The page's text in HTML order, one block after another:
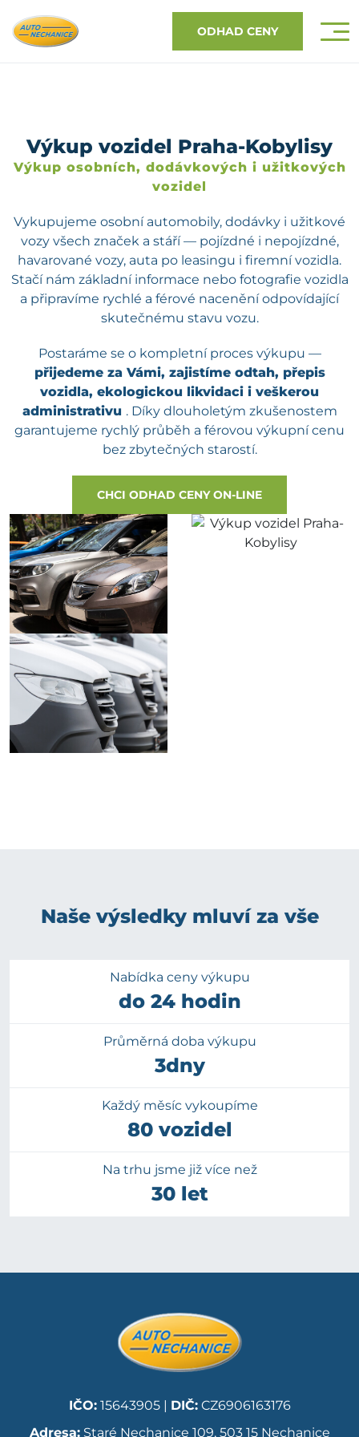
ODHAD CENY
Výkup vozidel Praha-Kobylisy
Výkup osobních, dodávkových i užitkových
vozidel
Vykupujeme osobní automobily, dodávky i užitkové
vozy všech značek a stáří — pojízdné i nepojízdné,
havarované vozy, auta po leasingu i firemní vozidla.
Stačí nám základní informace nebo fotografie vozidla
a připravíme rychlé a férové nacenění odpovídající
skutečnému stavu vozu.
Postaráme se o kompletní proces výkupu —
přijedeme za Vámi, zajistíme odtah, přepis
vozidla, ekologickou likvidaci i veškerou
administrativu . Díky dlouholetým zkušenostem
garantujeme rychlý průběh a férovou výkupní cenu
bez zbytečných starostí.
CHCI ODHAD CENY ON-LINE
Naše výsledky mluví za vše
Nabídka ceny výkupu
do 24 hodin
Průměrná doba výkupu
3dny
Každý měsíc vykoupíme
80 vozidel
Na trhu jsme již více než
30 let
IČO:15643905 | DIČ:CZ6906163176
Adresa:Staré Nechanice 109, 503 15 Nechanice